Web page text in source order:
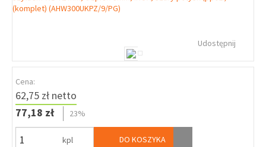
Udostępnij
Cena:
62,75 zł netto
77,18 zł
23%
kpl DO KOSZYKA